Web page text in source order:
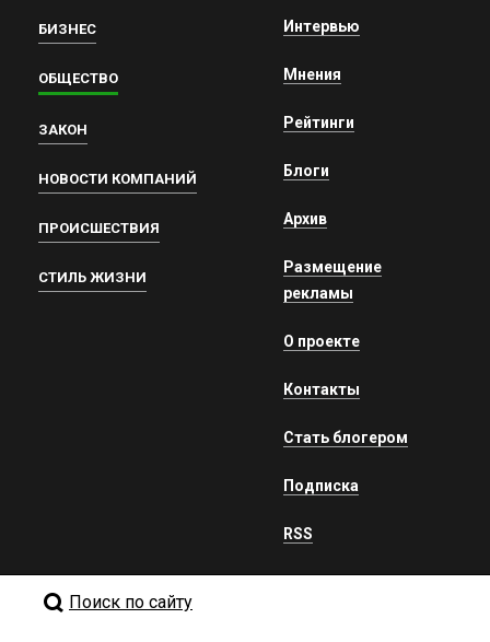
БИЗНЕС
ОБЩЕСТВО
ЗАКОН
НОВОСТИ КОМПАНИЙ
ПРОИСШЕСТВИЯ
СТИЛЬ ЖИЗНИ
Интервью
Мнения
Рейтинги
Блоги
Архив
Размещение
рекламы
О проекте
Контакты
Стать блогером
Подписка
RSS
Поиск по сайту